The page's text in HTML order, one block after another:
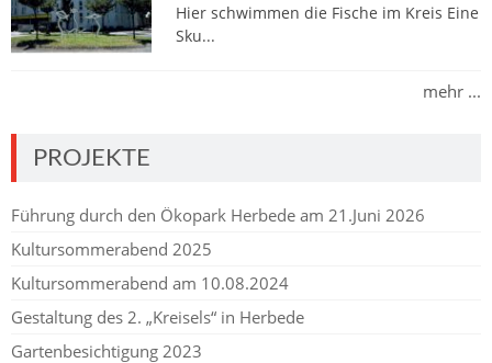
Hier schwimmen die Fische im Kreis Eine
Sku...
mehr ...
PROJEKTE
Führung durch den Ökopark Herbede am 21.Juni 2026
Kultursommerabend 2025
Kultursommerabend am 10.08.2024
Gestaltung des 2. „Kreisels“ in Herbede
Gartenbesichtigung 2023